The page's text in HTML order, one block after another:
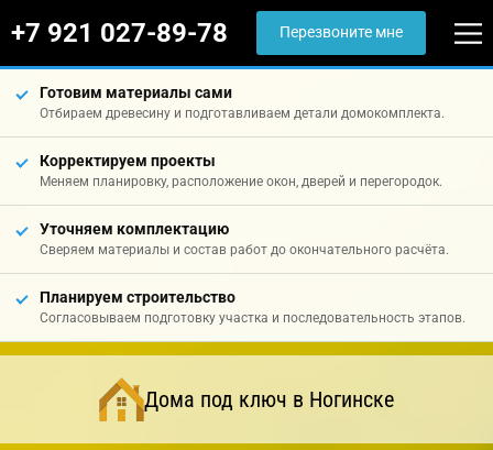
+7 921 027-89-78 Перезвоните мне
Готовим материалы сами
Отбираем древесину и подготавливаем детали домокомплекта.
Корректируем проекты
Меняем планировку, расположение окон, дверей и перегородок.
Уточняем комплектацию
Сверяем материалы и состав работ до окончательного расчёта.
Планируем строительство
Согласовываем подготовку участка и последовательность этапов.
Дома под ключ в Ногинске